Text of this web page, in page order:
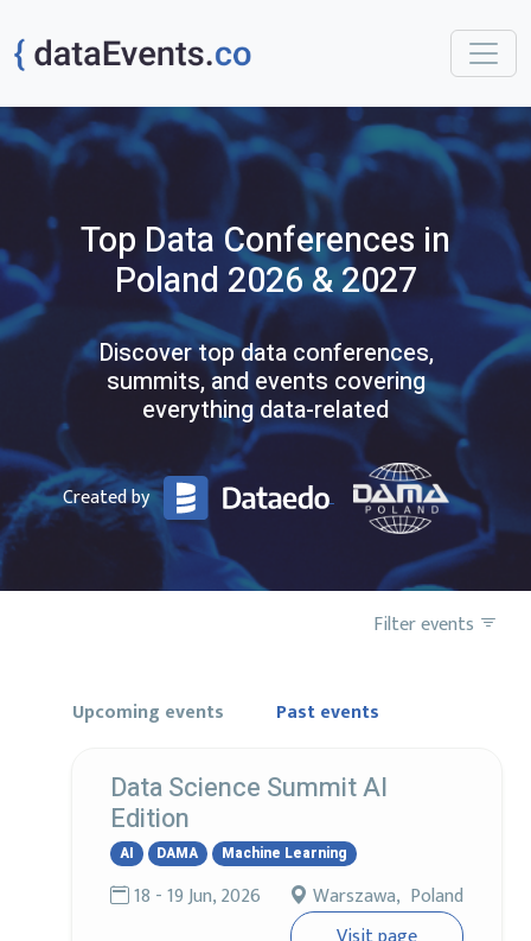
Top Data Conferences in
Poland 2026 & 2027
Discover top data conferences,
summits, and events covering
everything data-related
Created by
Filter events
Upcoming events Past events
Data Science Summit AI
Edition
AI DAMA Machine Learning
18 - 19 Jun, 2026
Warszawa, Poland